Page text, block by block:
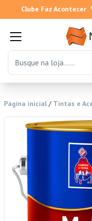
Clube Faz Acontecer
Página inicial / Tintas e